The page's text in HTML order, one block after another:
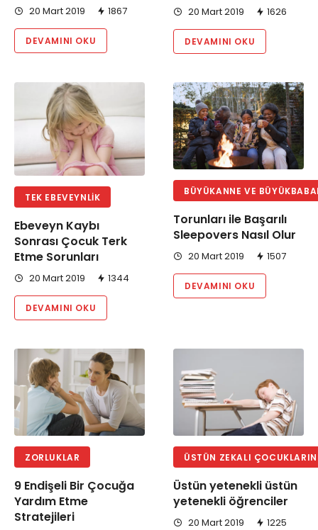
20 Mart 2019 1867
DEVAMINI OKU
20 Mart 2019 1626
DEVAMINI OKU
TEK EBEVEYNLIK
Ebeveyn Kaybı
Sonrası Çocuk Terk
Etme Sorunları
20 Mart 2019 1344
DEVAMINI OKU
BÜYÜKANNE VE
Torunları ile Başarılı
Sleepovers Nasıl Olur
20 Mart 2019 1507
DEVAMINI OKU
ZORLUKLAR
9 Endişeli Bir Çocuğa
Yardım Etme
Stratejileri
ÜSTÜN ZEKALI
Üstün yetenekli üstün
yetenekli öğrenciler
20 Mart 2019 1225